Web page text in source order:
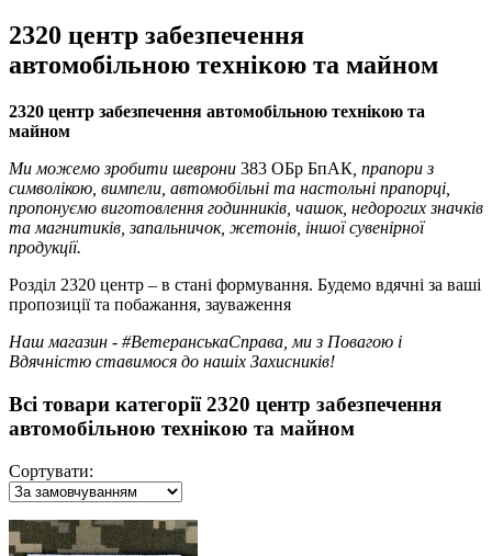
2320 центр забезпечення
автомобільною технікою та майном
2320 центр забезпечення автомобільною технікою та
майном
Ми можемо зробити шеврони 383 ОБр БпАК , прапори з
символікою, вимпели, автомобільні та настольні прапорці,
пропонуємо виготовлення годинників, чашок, недорогих значків
та магнитиків, запальничок, жетонів, іншої сувенірної
продукції.
Розділ 2320 центр – в стані формування. Будемо вдячні за ваші
пропозиції та побажання, зауваження
Наш магазин - #ВетеранськаСправа, ми з Повагою і
Вдячністю ставимося до нашіх Захисників!
Всі товари категорії 2320 центр забезпечення
автомобільною технікою та майном
Сортувати: